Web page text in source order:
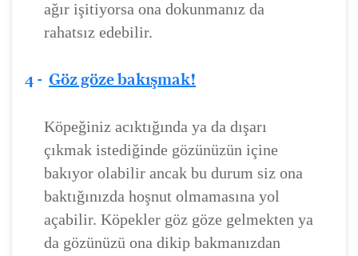
ağır işitiyorsa ona dokunmanız da
rahatsız edebilir.
4 - Göz göze bakışmak!
Köpeğiniz acıktığında ya da dışarı
çıkmak istediğinde gözünüzün içine
bakıyor olabilir ancak bu durum siz ona
baktığınızda hoşnut olmamasına yol
açabilir. Köpekler göz göze gelmekten ya
da gözünüzü ona dikip bakmanızdan